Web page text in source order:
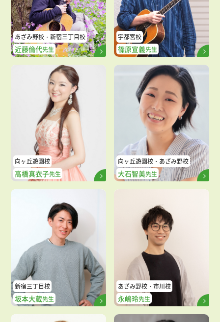
あざみ野校 新宿三丁目校
近藤倫代先生
宇都宮校
篠原宣義先生
向ヶ丘遊園校
高橋真衣子先生
向ヶ丘遊園校 あざみ野校
大石智美先生
新宿三丁目校
坂本大蔵先生
あざみ野校 市川校
永嶋玲先生